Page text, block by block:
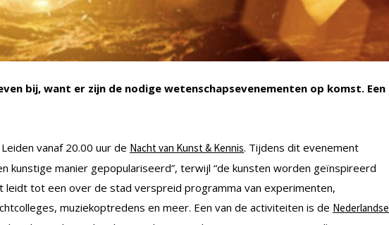
bij, want er zijn de nodige wetenschapsevenementen op komst. Een
vanaf 20.00 uur de Nacht van Kunst & Kennis. Tijdens dit evenement
kunstige manier gepopulariseerd”, terwijl “de kunsten worden geïnspireerd
leidt tot een over de stad verspreid programma van experimenten,
muziekoptredens en meer. Een van de activiteiten is de Nederlandse